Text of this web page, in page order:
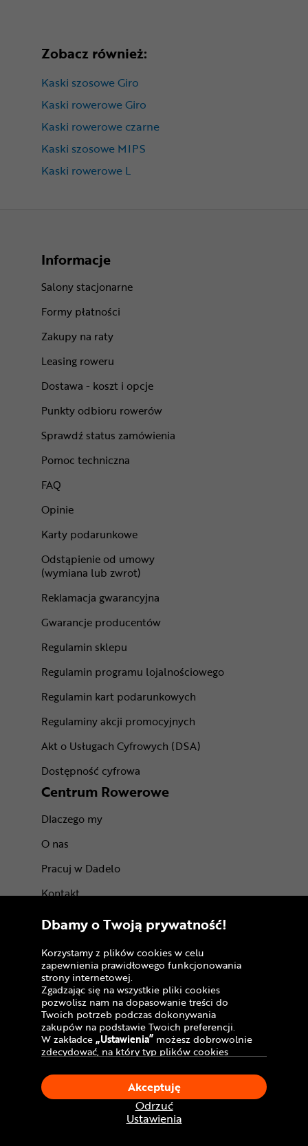
Zobacz również:
Kaski szosowe Giro
Kaski rowerowe Giro
Kaski rowerowe czarne
Kaski szosowe MIPS
Kaski rowerowe L
Informacje
Salony stacjonarne
Formy płatności
Zakupy na raty
Leasing roweru
Dostawa - koszt i opcje
Punkty odbioru rowerów
Sprawdź status zamówienia
Pomoc techniczna
FAQ
Opinie
Karty podarunkowe
Odstąpienie od umowy
(wymiana lub zwrot)
Reklamacja gwarancyjna
Gwarancje producentów
Regulamin sklepu
Regulamin programu lojalnościowego
Regulamin kart podarunkowych
Regulaminy akcji promocyjnych
Akt o Usługach Cyfrowych (DSA)
Dostępność cyfrowa
Centrum Rowerowe
Dlaczego my
O nas
Pracuj w Dadelo
Kontakt
Marki
Trasy rowerowe
Atrakcje rowerowe
Certyfikaty
Dbamy o Twoją prywatność!
Korzystamy z plików cookies w celu
zapewnienia prawidłowego funkcjonowania
strony internetowej.
Zgadzając się na wszystkie pliki cookies
pozwolisz nam na dopasowanie treści do
Twoich potrzeb podczas dokonywania
zakupów na podstawie Twoich preferencji.
W zakładce„Ustawienia” możesz dobrowolnie
zdecydować, na który typ plików cookies
Klikając„Akceptuję”, wyrażasz zgodę na
stosowanie ciasteczek zgodnie z ustawieniami
Twojej przeglądarki.
W dowolnym momencie, możesz dokonać
zmiany swojego wyboru klikając opcję
Ustawienia
Odrzuć
Akceptuję